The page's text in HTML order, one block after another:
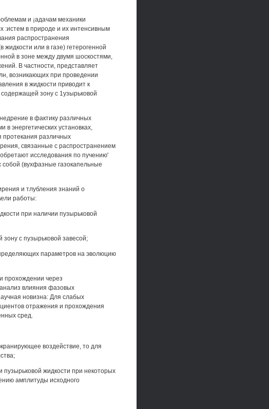
и ¡адачам механики
:истем в природе и их интенсивным
распространения
или в газе) гетерогенной
в зоне между двумя шоскостями,
В частности, представляет
возникающих при проведении
в жидкости приводит к
зону с 1узырьковой
в фактику различных
энергетических установках,
различных
связанные с распространением
исследования по пучению'
(вухфазные газокапельные
и тлубления знаний о
работы:
при наличии пузырьковой
с пузырьковой завесой;
параметров на эволюцию
прохождении через
влияния фазовых
новизна: Для слабых
отражения и прохождения
сред.
воздействие, то для
жидкости при некоторых
амплитуды исходного